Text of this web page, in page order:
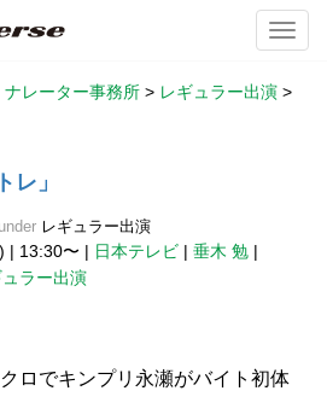
レーター事務所 > レギュラー出演 >
レ」
レギュラー出演
| 13:30〜 | 日本テレビ | 垂木 勉 |
ュラー出演
ロでキンプリ永瀬がバイト初体